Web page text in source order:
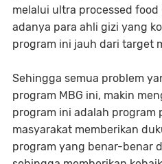
melalui ultra processed food
adanya para ahli gizi yang
program ini jauh dari target
Sehingga semua problem
program MBG ini, makin
program ini adalah program
masyarakat memberikan
program yang benar-benar